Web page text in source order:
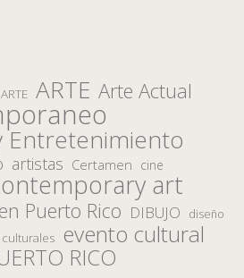
ARTE Arte Actual
Entretenimiento
artistas Certamen cine
art
Puerto Rico DIBUJO diseño
evento cultural
RICO